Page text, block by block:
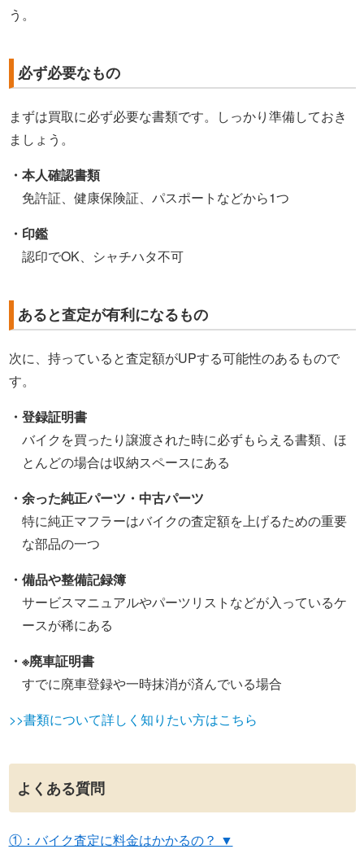
う。
必ず必要なもの
まずは買取に必ず必要な書類です。しっかり準備しておき
ましょう。
・本人確認書類
免許証、健康保険証、パスポートなどから1つ
・印鑑
認印でOK、シャチハタ不可
あると査定が有利になるもの
次に、持っていると査定額がUPする可能性のあるもので
す。
・登録証明書
バイクを買ったり譲渡された時に必ずもらえる書類、ほ
とんどの場合は収納スペースにある
・余った純正パーツ・中古パーツ
特に純正マフラーはバイクの査定額を上げるための重要
な部品の一つ
・備品や整備記録簿
サービスマニュアルやパーツリストなどが入っているケ
ースが稀にある
・※廃車証明書
すでに廃車登録や一時抹消が済んでいる場合
>>書類について詳しく知りたい方はこちら
よくある質問
①：バイク査定に料金はかかるの？ ▼